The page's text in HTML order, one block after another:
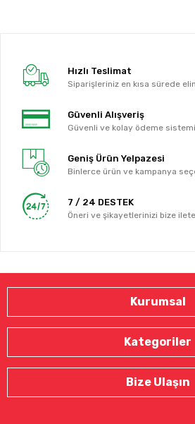
Hızlı Teslimat
Siparişleriniz en kısa sürede
Güvenli Alışveriş
Güvenli ve kolay ödeme sistemi
Geniş Ürün Yelpazesi
Binlerce ürün ve kampanya
7 / 24 DESTEK
Öneri ve şikayetlerinizi bize
Kurumsal
Kategoriler
Bize Ulaşın